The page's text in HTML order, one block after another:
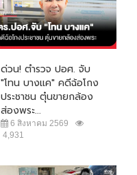
ด่วน! ตำรวจ ปอศ. จับ
"โทน บางแค" คดีฉ้อโกง
ประชาชน ตุ๋นขายกล้อง
ส่องพระ...
6 สิงหาคม 2569
4,931